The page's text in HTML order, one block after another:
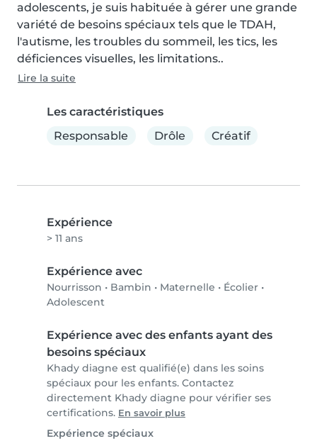
adolescents, je suis habituée à gérer une grande
variété de besoins spéciaux tels que le TDAH,
l'autisme, les troubles du sommeil, les tics, les
déficiences visuelles, les limitations..
Lire la suite
Les caractéristiques
Responsable
Drôle Créatif
Expérience
> 11 ans
Expérience avec
Nourrisson • Bambin • Maternelle • Écolier •
Adolescent
Expérience avec des enfants ayant des
besoins spéciaux
Khady diagne est qualifié(e) dans les soins
spéciaux pour les enfants. Contactez
directement Khady diagne pour vérifier ses
certifications. En savoir plus
Expérience spéciaux